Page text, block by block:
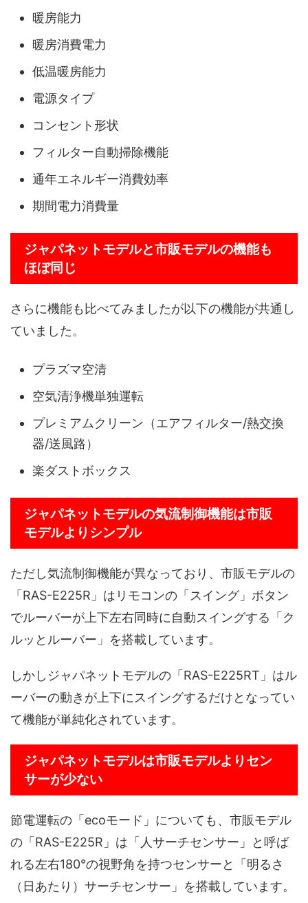
暖房能力
暖房消費電力
低温暖房能力
電源タイプ
コンセント形状
フィルター自動掃除機能
通年エネルギー消費効率
期間電力消費量
ジャパネットモデルと市販モデルの機能も
ほぼ同じ
さらに機能も比べてみましたが以下の機能が共通し
ていました。
プラズマ空清
空気清浄機単独運転
プレミアムクリーン（エアフィルター/熱交換
器/送風路）
楽ダストボックス
ジャパネットモデルの気流制御機能は市販
モデルよりシンプル
ただし気流制御機能が異なっており、市販モデルの
「RAS-E225R」はリモコンの「スイング」ボタン
でルーバーが上下左右同時に自動スイングする「ク
ルッとルーバー」を搭載しています。
しかしジャパネットモデルの「RAS-E225RT」はル
ーバーの動きが上下にスイングするだけとなってい
て機能が単純化されています。
ジャパネットモデルは市販モデルよりセン
サーが少ない
節電運転の「ecoモード」についても、市販モデル
の「RAS-E225R」は「人サーチセンサー」と呼ば
れる左右180°の視野角を持つセンサーと「明るさ
（日あたり）サーチセンサー」を搭載しています。